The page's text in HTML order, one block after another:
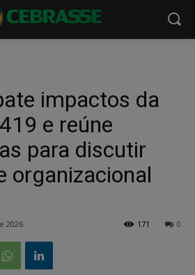
impactos da
e reúne
para discutir
organizacional
2026 0
171